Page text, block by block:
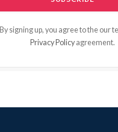
By signing up, you agree to the our
Privacy Policy agreement.